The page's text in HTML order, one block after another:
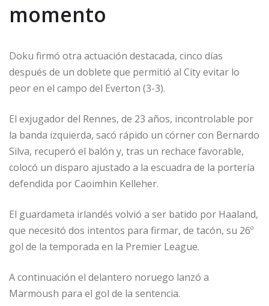
momento
Doku firmó otra actuación destacada, cinco días
después de un doblete que permitió al City evitar lo
peor en el campo del Everton (3-3).
El exjugador del Rennes, de 23 años, incontrolable por
la banda izquierda, sacó rápido un córner con Bernardo
Silva, recuperó el balón y, tras un rechace favorable,
colocó un disparo ajustado a la escuadra de la portería
defendida por Caoimhin Kelleher.
El guardameta irlandés volvió a ser batido por Haaland,
que necesitó dos intentos para firmar, de tacón, su 26º
gol de la temporada en la Premier League.
A continuación el delantero noruego lanzó a
Marmoush para el gol de la sentencia.